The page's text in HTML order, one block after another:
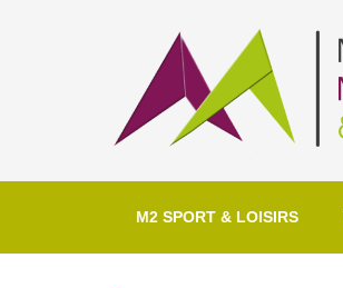
M2 SPORT & LOISIRS